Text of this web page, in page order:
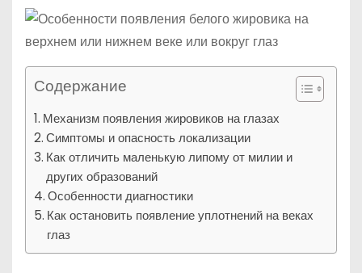
Содержание
Механизм появления жировиков на глазах
Симптомы и опасность локализации
Как отличить маленькую липому от милии и
других образований
Особенности диагностики
Как остановить появление уплотнений на веках
глаз